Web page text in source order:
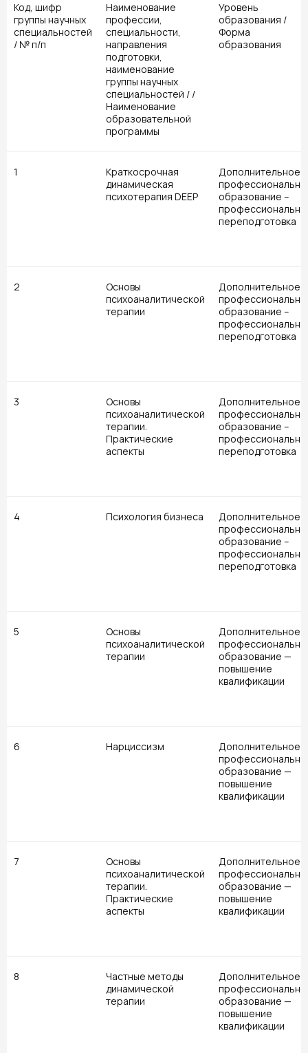
Код, шифр
группы научных
специальностей
/ № п/п
Наименование
профессии,
специальности,
направления
подготовки,
наименование
группы научных
специальностей / /
Наименование
образовательной
программы
Уровень
образования /
Форма
образования
1
Краткосрочная
динамическая
психотерапия DEEP
Дополнительное
образование –
переподготовка
2
Основы
психоаналитической
терапии
Дополнительное
образование –
переподготовка
3
Основы
психоаналитической
терапии.
Практические
аспекты
Дополнительное
образование –
переподготовка
4 Психология бизнеса
Дополнительное
образование –
переподготовка
5
Основы
психоаналитической
терапии
Дополнительное
образование —
повышение
квалификации
6 Нарциссизм
Дополнительное
образование —
повышение
квалификации
7
Основы
психоаналитической
терапии.
Практические
аспекты
Дополнительное
образование —
повышение
квалификации
8
Частные методы
динамической
терапии
Дополнительное
образование —
повышение
квалификации